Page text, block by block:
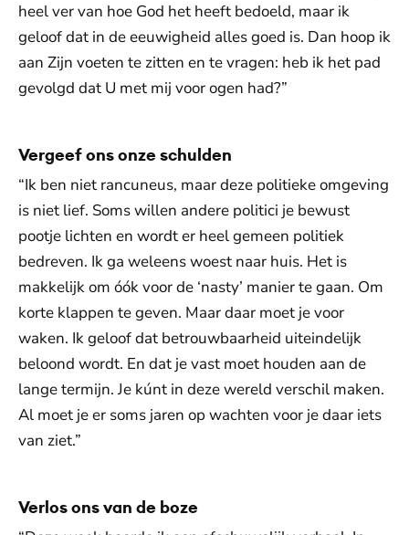
heel ver van hoe God het heeft bedoeld, maar ik
geloof dat in de eeuwigheid alles goed is. Dan hoop ik
aan Zijn voeten te zitten en te vragen: heb ik het pad
gevolgd dat U met mij voor ogen had?”
Vergeef ons onze schulden
“Ik ben niet rancuneus, maar deze politieke omgeving
is niet lief. Soms willen andere politici je bewust
pootje lichten en wordt er heel gemeen politiek
bedreven. Ik ga weleens woest naar huis. Het is
makkelijk om óók voor de ‘nasty’ manier te gaan. Om
korte klappen te geven. Maar daar moet je voor
waken. Ik geloof dat betrouwbaarheid uiteindelijk
beloond wordt. En dat je vast moet houden aan de
lange termijn. Je kúnt in deze wereld verschil maken.
Al moet je er soms jaren op wachten voor je daar iets
van ziet.”
Verlos ons van de boze